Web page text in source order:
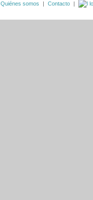
Quiénes somos | Contacto |